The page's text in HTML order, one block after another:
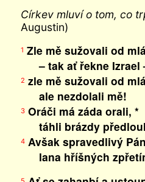
Církev mluví o tom, co
Augustin)
1 Zle mě sužovali od
– tak ať řekne Izrael
2 zle mě sužovali od
ale nezdolali mě!
3Oráči má záda orali, *
táhli brázdy
4Avšak spravedlivý
lana hříšných